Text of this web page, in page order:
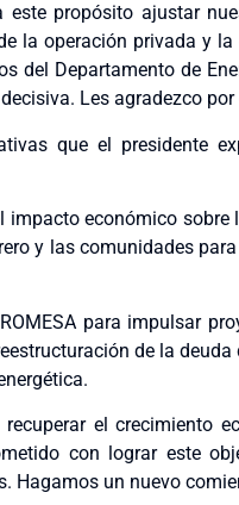
propósito ajustar
la operación privada y
del Departamento de
Les agradezco por
que el presidente
económico
y las comunidades
para impulsar
de la
el crecimiento
con lograr este
Hagamos un nuevo